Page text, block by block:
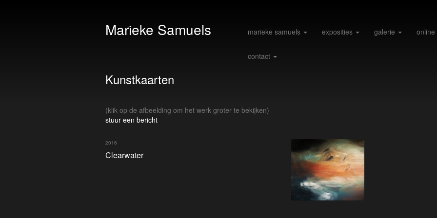
Marieke Samuels marieke samuels exposities galerie online
contact
Kunstkaarten
(klik op de afbeelding om het werk groter te bekijken)
stuur een bericht
Clearwater
2016